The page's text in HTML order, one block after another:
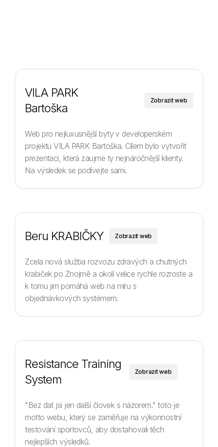
VILA PARK
Bartoška
Zobrazit web
Web pro nejluxusnější byty v developerském
projektu VILA PARK Bartoška. Cílem bylo vytvořit
prezentaci, která zaujme ty nejnáročnější klienty.
Na výsledek se podívejte sami.
Beru KRABIČKY Zobrazit web
Zcela nová služba rozvozu zdravých a chutných
krabiček po Znojmě a okolí velice rychle rozroste a
k tomu jim pomáhá web na míru s
objednávkových systémem.
Resistance Training
System
Zobrazit web
"Bez dat jsi jen další človek s názorem." toto je
motto webu, který se zaměřuje na výkonnostní
testování sportovců, aby dostahovali těch
nejlepších výsledků.